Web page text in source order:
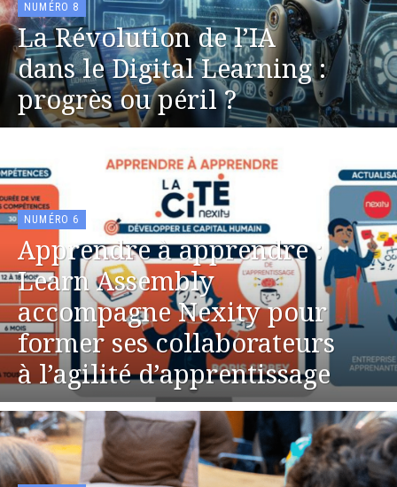
NUMÉRO 8
La Révolution de l’IA
dans le Digital Learning :
progrès ou péril ?
NUMÉRO 6
Apprendre à apprendre :
Learn Assembly
accompagne Nexity pour
former ses collaborateurs
à l’agilité d’apprentissage